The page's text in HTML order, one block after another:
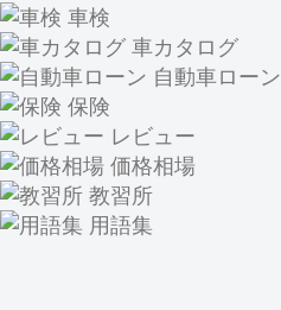
車検
車カタログ
自動車ローン
保険
レビュー
価格相場
教習所
用語集